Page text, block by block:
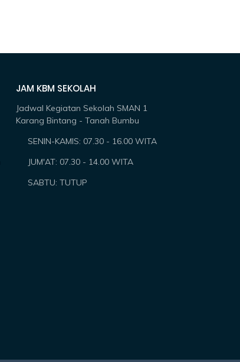
JAM KBM SEKOLAH
Jadwal Kegiatan Sekolah SMAN 1
Karang Bintang - Tanah Bumbu
SENIN-KAMIS: 07.30 - 16.00 WITA
JUM'AT: 07.30 - 14.00 WITA
SABTU: TUTUP